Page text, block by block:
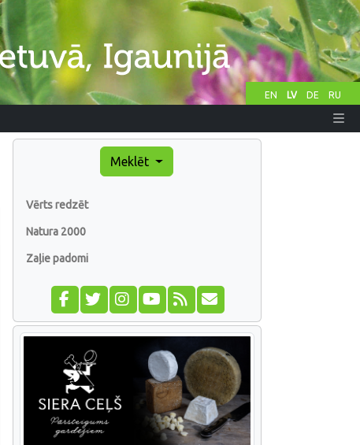
EN LV DE RU
Meklēt
Vērts redzēt
Natura 2000
Zaļie padomi